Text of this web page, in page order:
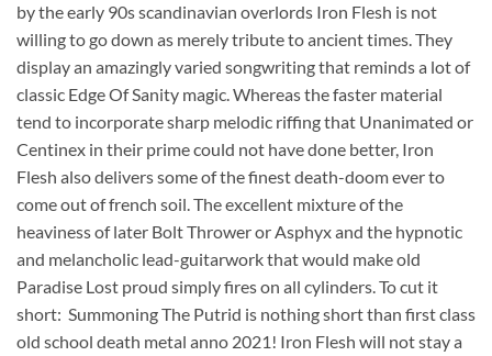
by the early 90s scandinavian overlords Iron Flesh is not
willing to go down as merely tribute to ancient times. They
display an amazingly varied songwriting that reminds a lot of
classic Edge Of Sanity magic. Whereas the faster material
tend to incorporate sharp melodic riffing that Unanimated or
Centinex in their prime could not have done better, Iron
Flesh also delivers some of the finest death-doom ever to
come out of french soil. The excellent mixture of the
heaviness of later Bolt Thrower or Asphyx and the hypnotic
and melancholic lead-guitarwork that would make old
Paradise Lost proud simply fires on all cylinders. To cut it
short:  Summoning The Putrid is nothing short than first class
old school death metal anno 2021! Iron Flesh will not stay a